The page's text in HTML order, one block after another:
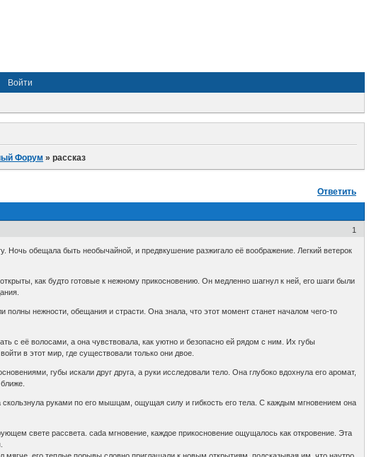
Войти
Форум »рассказ
Ответить
1
Ночь обещала быть необычайной, и предвкушение разжигало её воображение. Легкий ветерок
как будто готовые к нежному прикосновению. Он медленно шагнул к ней, его шаги были
полны нежности, обещания и страсти. Она знала, что этот момент станет началом чего-то
с её волосами, а она чувствовала, как уютно и безопасно ей рядом с ним. Их губы
в этот мир, где существовали только они двое.
губы искали друг друга, а руки исследовали тело. Она глубоко вдохнула его аромат,
руками по его мышцам, ощущая силу и гибкость его тела. С каждым мгновением она
свете рассвета. cada мгновение, каждое прикосновение ощущалось как откровение. Эта